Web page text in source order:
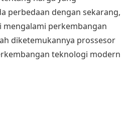
perbedaan dengan sekarang,
perkembangan
diketemukannya prossesor
teknologi modern